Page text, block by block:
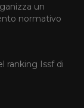
un
normativo
ranking Issf di